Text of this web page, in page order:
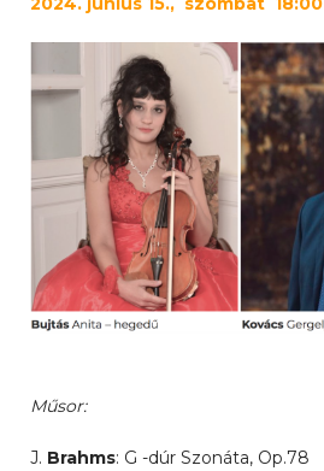
Műsor:
J. Brahms: G -dúr Szonáta, Op.78